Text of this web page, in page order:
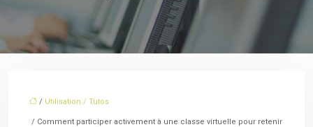
/ Utilisation / Tutos
/ Comment participer activement à une classe virtuelle pour retenir